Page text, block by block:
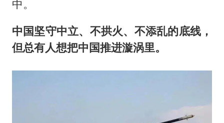
中。
中国坚守中立、不拱火、不添乱的底线，
但总有人想把中国推进漩涡里。